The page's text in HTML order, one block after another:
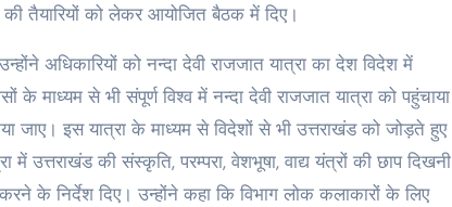
की तैयारियों को लेकर आयोजित बैठक में दिए।
अधिकारियों को नन्दा देवी राजजात यात्रा का देश विदेश में
के माध्यम से भी संपूर्ण विश्व में नन्दा देवी राजजात यात्रा को पहुंचाया
जाए। इस यात्रा के माध्यम से विदेशों से भी उत्तराखंड को जोड़ते हुए
उत्तराखंड की संस्कृति, परम्परा, वेशभूषा, वाद्य यंत्रों की छाप दिखनी
के निर्देश दिए। उन्होंने कहा कि विभाग लोक कलाकारों के लिए